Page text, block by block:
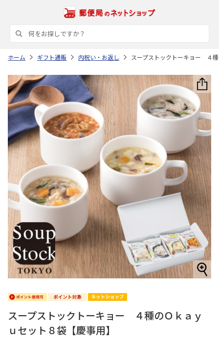
ホーム ギフト通販 内祝い・お返し スープストックトーキョー ４
スープストックトーキョー ４種のＯｋａｙ
ｕセット８袋【慶事用】